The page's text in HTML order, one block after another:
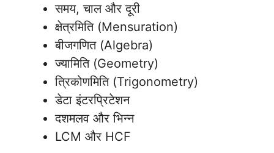
समय, चाल और दूरी
क्षेत्रमिति (Mensuration)
बीजगणित (Algebra)
ज्यामिति (Geometry)
त्रिकोणमिति (Trigonometry)
डेटा इंटरप्रिटेशन
दशमलव और भिन्न
LCM और HCF